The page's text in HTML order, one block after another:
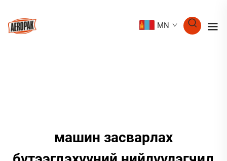
MN
машин засварлах